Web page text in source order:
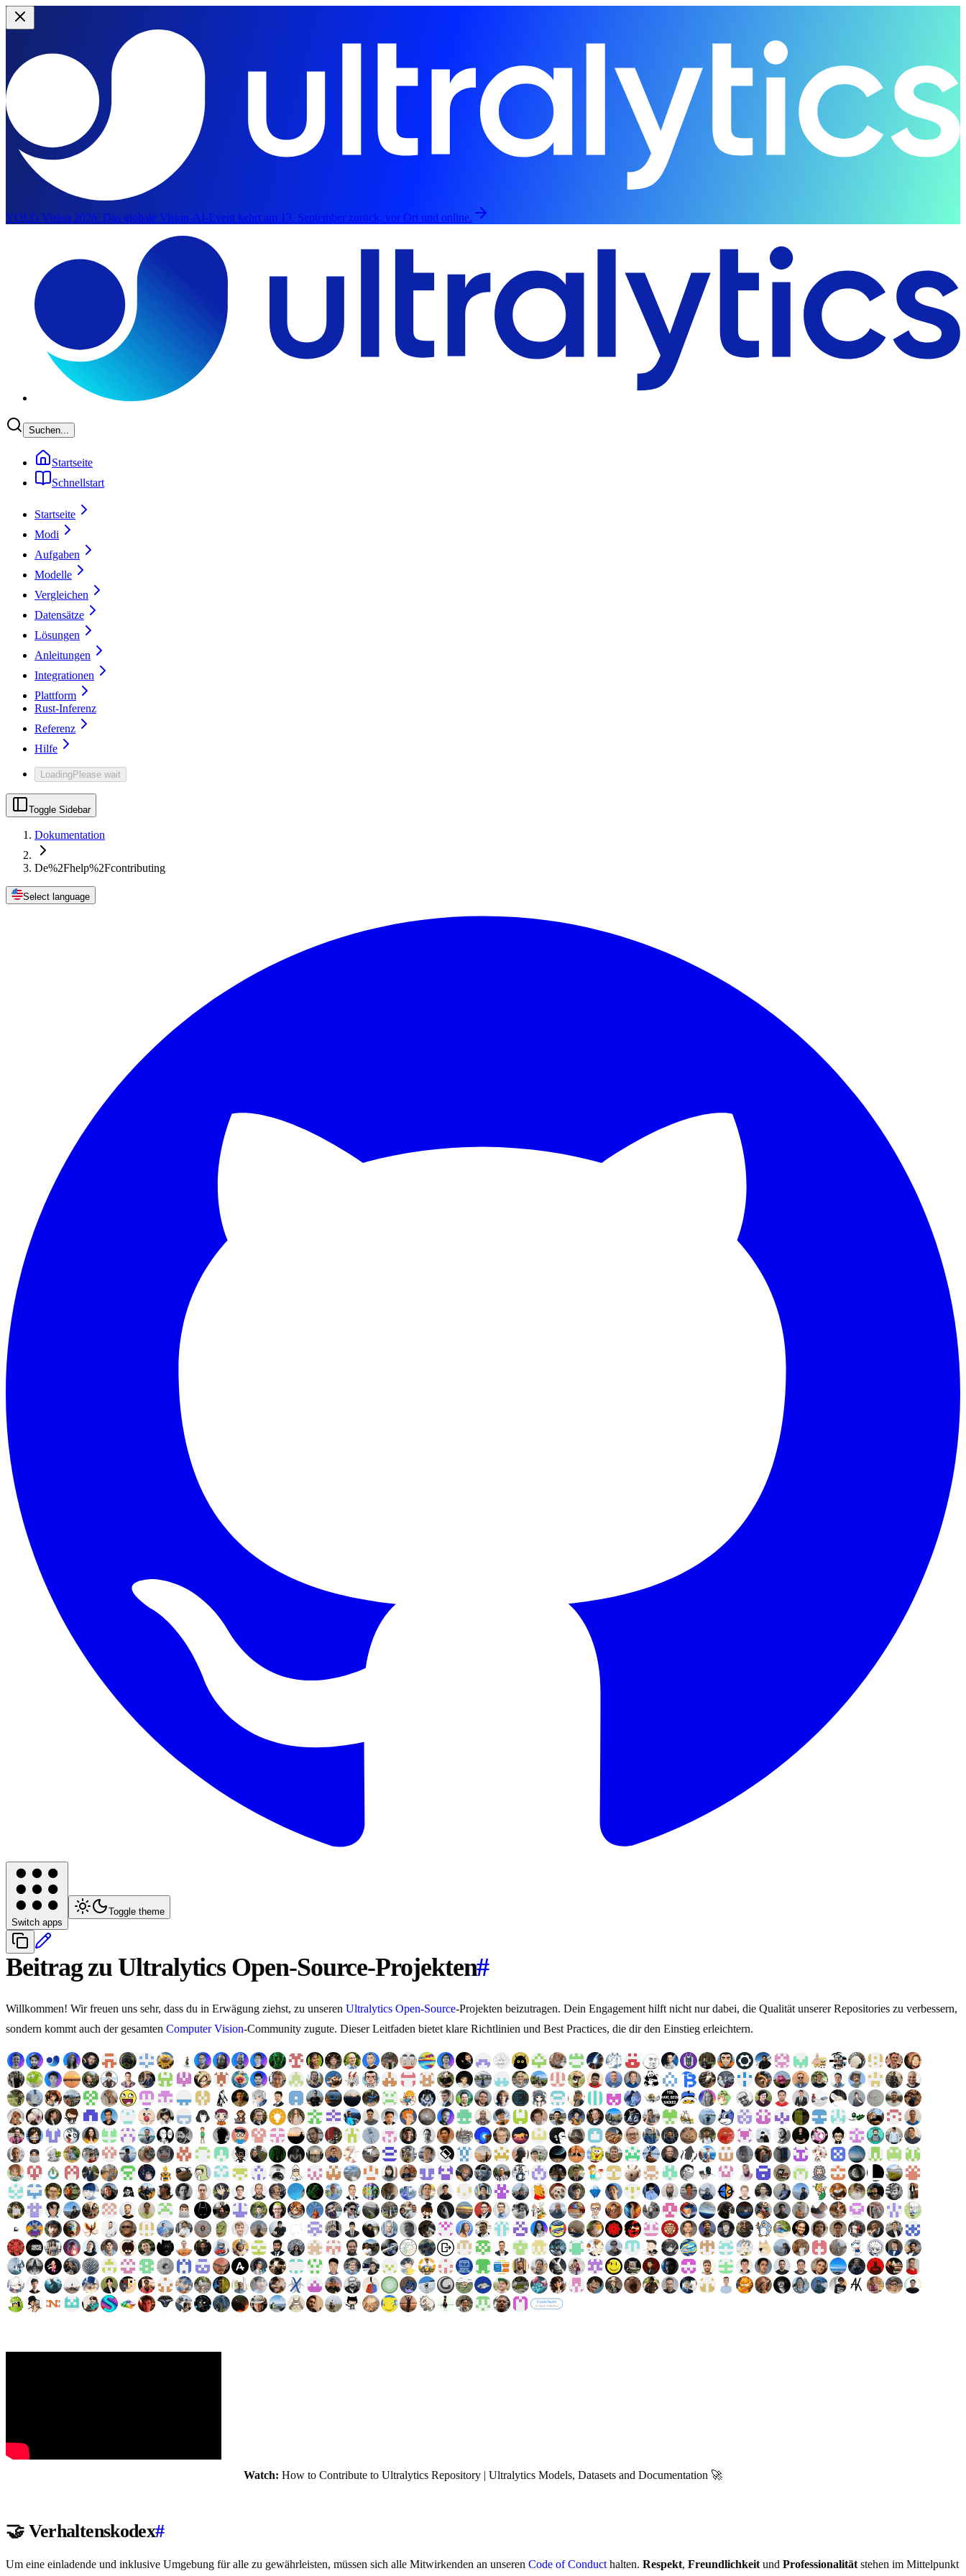
YOLO Vision 2026: Das globale Vision-AI-Event kehrt am 13. September zurück, vor Ort und online.
Suchen...
Startseite
Schnellstart
Startseite
Modi
Aufgaben
Modelle
Vergleichen
Datensätze
Lösungen
Anleitungen
Integrationen
Plattform
Rust-Inferenz
Referenz
Hilfe
LoadingPlease wait
Toggle Sidebar
Dokumentation
De%2Fhelp%2Fcontributing
Select language
Switch apps
Toggle theme
Beitrag zu Ultralytics Open-Source-Projekten#
Willkommen! Wir freuen uns sehr, dass du in Erwägung ziehst, zu unseren Ultralytics Open-Source-Projekten beizutragen. Dein Engagement hilft nicht nur dabei, die Qualität unserer Repositories zu verbessern,
sondern kommt auch der gesamten Computer Vision-Community zugute. Dieser Leitfaden bietet klare Richtlinien und Best Practices, die dir den Einstieg erleichtern.
Watch: How to Contribute to Ultralytics Repository | Ultralytics Models, Datasets and Documentation 🚀
🤝 Verhaltenskodex#
Um eine einladende und inklusive Umgebung für alle zu gewährleisten, müssen sich alle Mitwirkenden an unseren Code of Conduct halten. Respekt, Freundlichkeit und Professionalität stehen im Mittelpunkt